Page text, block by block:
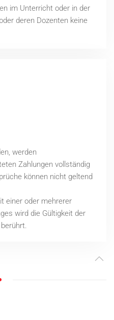
im Unterricht oder in der
deren Dozenten keine
werden
Zahlungen vollständig
können nicht geltend
einer oder mehrerer
wird die Gültigkeit der